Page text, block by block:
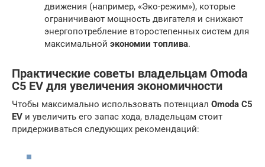
движения (например, «Эко-режим»), которые
ограничивают мощность двигателя и снижают
энергопотребление второстепенных систем для
максимальной экономии топлива.
Практические советы владельцам Omoda
C5 EV для увеличения экономичности
Чтобы максимально использовать потенциал Omoda C5
EV и увеличить его запас хода, владельцам стоит
придерживаться следующих рекомендаций: